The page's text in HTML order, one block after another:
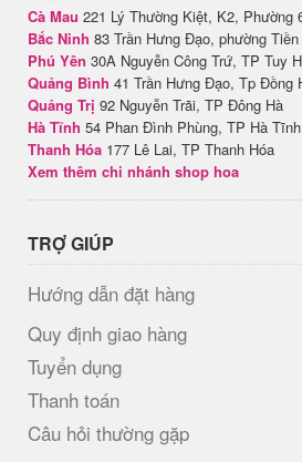
Cà Mau 221 Lý Thường Kiệt, K2, Phường
Bắc Ninh 83 Trần Hưng Đạo, phường
Phú Yên 30A Nguyễn Công Trứ, TP Tuy
Quảng Bình 41 Trần Hưng Đạo, Tp Đồng
Quảng Trị 92 Nguyễn Trãi, TP Đông Hà
Hà Tĩnh 54 Phan Đình Phùng, TP Hà Tĩnh
Thanh Hóa 177 Lê Lai, TP Thanh Hóa
Xem thêm chi nhánh shop hoa
TRỢ GIÚP
Hướng dẫn đặt hàng
Quy định giao hàng
Tuyển dụng
Thanh toán
Câu hỏi thường gặp